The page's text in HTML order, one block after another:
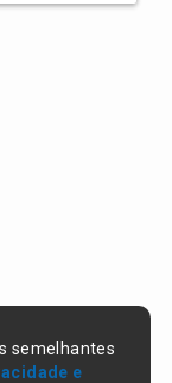
semelhantes
e